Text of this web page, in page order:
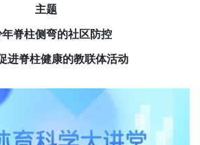
主题
脊柱侧弯的社区防控
进脊柱健康的教联体活动